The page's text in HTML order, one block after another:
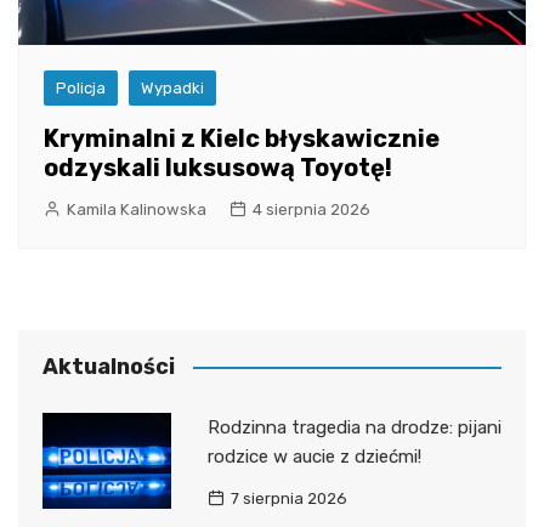
Policja Wypadki
Kryminalni z Kielc błyskawicznie
odzyskali luksusową Toyotę!
Kamila Kalinowska 4 sierpnia 2026
Aktualności
Rodzinna tragedia na drodze: pijani
rodzice w aucie z dziećmi!
7 sierpnia 2026